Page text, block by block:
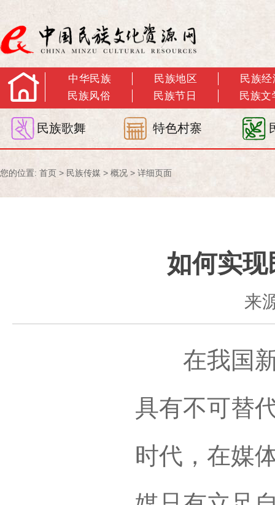
中华民族 民族地区
民族经
民族风俗
民族节日 民族文
民族歌舞 特色村寨
您的位置: 首页 > 民族传媒 > 概况 > 详细页面
如何实
来
在我国新
具有不可替
时代，在媒